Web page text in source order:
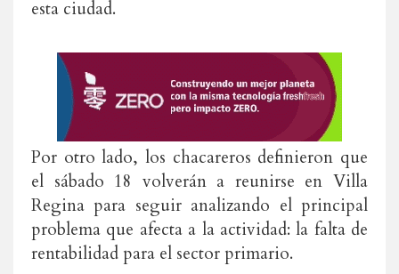
esta ciudad.
Por otro lado, los chacareros definieron que
el sábado 18 volverán a reunirse en Villa
Regina para seguir analizando el principal
problema que afecta a la actividad: la falta de
rentabilidad para el sector primario.